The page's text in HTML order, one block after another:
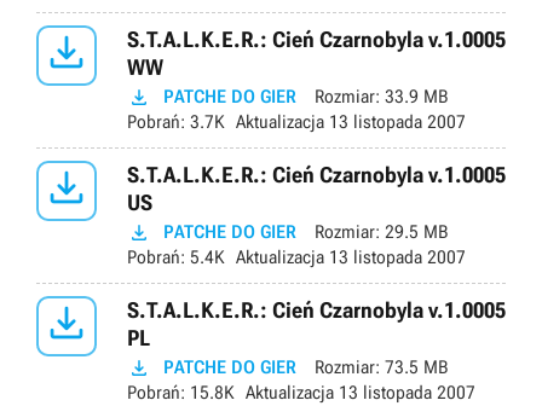

S.T.A.L.K.E.R.: Cień Czarnobyla v.1.0005
WW
 PATCHE DO GIER Rozmiar: 33.9 MB
Pobrań: 3.7K Aktualizacja 13 listopada 2007

S.T.A.L.K.E.R.: Cień Czarnobyla v.1.0005
US
 PATCHE DO GIER Rozmiar: 29.5 MB
Pobrań: 5.4K Aktualizacja 13 listopada 2007

S.T.A.L.K.E.R.: Cień Czarnobyla v.1.0005
PL
 PATCHE DO GIER Rozmiar: 73.5 MB
Pobrań: 15.8K Aktualizacja 13 listopada 2007